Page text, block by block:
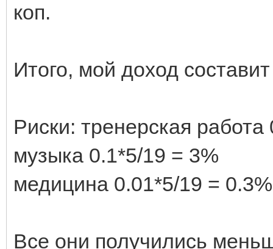
коп.
Итого, мой доход
Риски: тренерская
музыка 0.1*5/19 = 3%
медицина 0.01*5/19 = 0.3%
Все они получились